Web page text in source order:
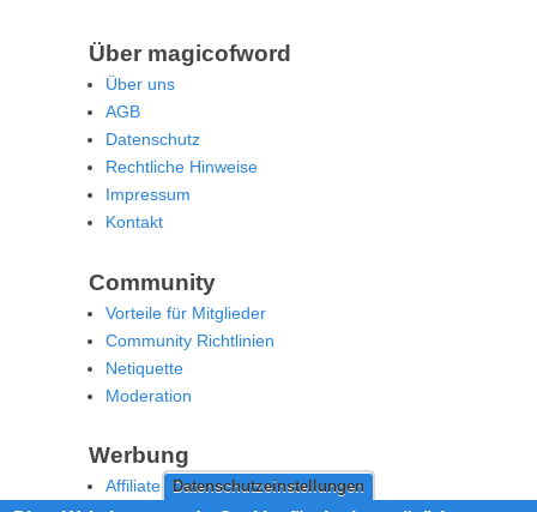
Datenschutzeinstellungen
Über magicofword
Über uns
AGB
Datenschutz
Rechtliche Hinweise
Impressum
Kontakt
Community
Vorteile für Mitglieder
Community Richtlinien
Netiquette
Moderation
Werbung
Affiliate Offenlegung